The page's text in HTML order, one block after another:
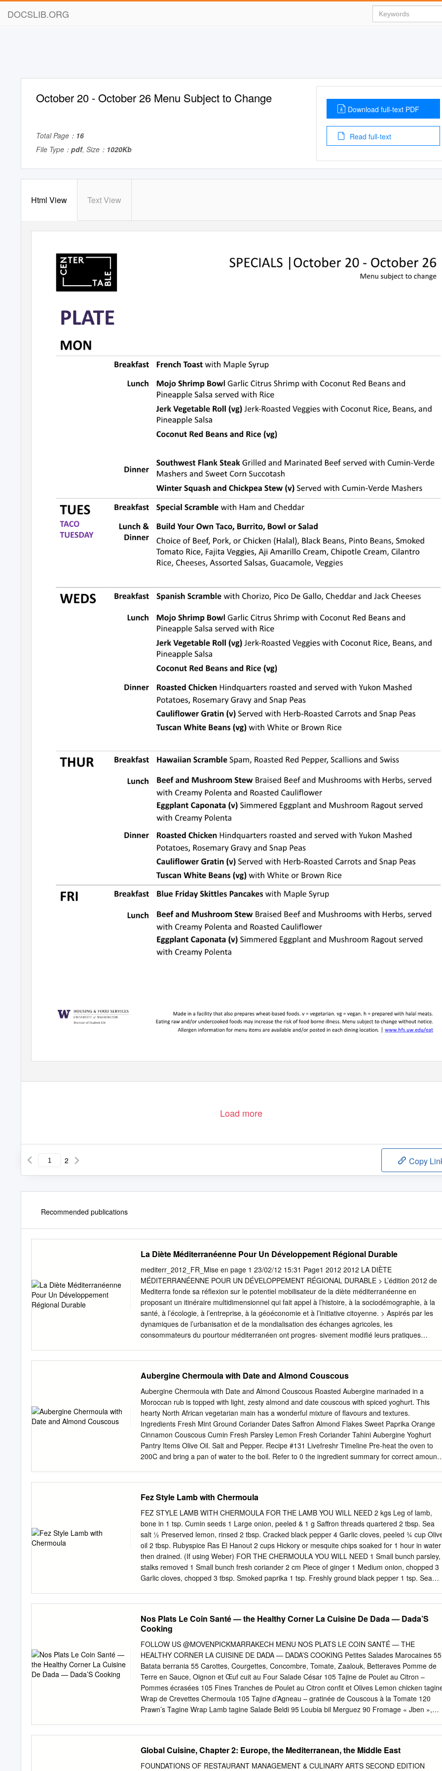
DOCSLIB.ORG
October 20 - October 26 Menu Subject to Change
Total Page： 16
File Type： pdf, Size： 1020Kb
Download full-text PDF
Read full-text
Html View Text View
Load more
2 Copy
Recommended publications
La Diète Méditerranéenne Pour Un Développement Régional Durable
mediterr_2012_FR_Mise en page 1 23/02/12 15:31 Page1 2012 2012 LA DIÈTE
MÉDITERRANÉENNE POUR UN DÉVELOPPEMENT RÉGIONAL DURABLE > L’édition 2012 de
Mediterra fonde sa réflexion sur le potentiel mobilisateur de la diète méditerranéenne en
proposant un itinéraire multidimensionnel qui fait appel à l’histoire, à la sociodémographie, à la
santé, à l’écologie, à l’entreprise, à la géoéconomie et à l’initiative citoyenne. > Aspirés par les
dynamiques de l’urbanisation et de la mondialisation des échanges agricoles, les
consommateurs du pourtour méditerranéen ont progres- sivement modifié leurs pratiques
DIÈTE MÉDITERRANÉENNE > Alors qu’elle fait l’objet de nombreux débats et recherches sur le
plan socio- culturel et scientifique, la diète méditerranéenne mérite d’être reconsidérée sur
UN DÉVELOPPEMENT le terrain politique à l’heure où l’on constate de nouveau la dimension
stratégique de l’agriculture et le rôle central de l’alimentation pour la stabilité et le dévelop-
RÉGIONAL DURABLE pement des sociétés. Reconnue pour ses vertus sanitaires, inscrite au
patrimoine culturel immatériel de l’humanité, la diète méditerranéenne interroge désormais les
champs de la responsabilité environnementale et de l’action politique en faveur d’une plus
grande coopération régionale. Cie© & Cet ouvrage est placé sous la direction du Centre
Aubergine Chermoula with Date and Almond Couscous
Aubergine Chermoula with Date and Almond Couscous Roasted Aubergine marinaded in a
Moroccan rub is topped with light, zesty almond and date couscous with spiced yoghurt. This
hearty North African vegetarian main has a wonderful mixture of flavours and textures.
Ingredients Fresh Mint Ground Coriander Dates Saffron Almond Flakes Sweet Paprika Orange
Cinnamon Couscous Cumin Fresh Parsley Lemon Fresh Coriander Tahini Aubergine Yoghurt
Pantry Items Olive Oil. Salt and Pepper. Recipe #131 Livefreshr Timeline Pre-heat the oven to
200C and bring a pan of water to the boil. Refer to 0 the ingredient summary for correct amount.
ground coriander, 1/2 the cumin, saffron threads, lemon juice, coriander, parsley and olive oil.
Halve the aubergine. Score the flesh of each half with 5 diagonal, crisscross lines, making sure
not to pierce the skin. Spoon the chermoula over each half, 5.5 spreading it evenly, and place on
a baking tray. Roast the aubergines for 15-20 6 minutes. For the spiced yoghurt combine 7
yoghurt, tahini, lemon juice and remaining cumin. Mix well and season with salt and 8 pepper. In
a bowl; Combine the couscous, Estimated Number of Minutes 9 orange juice and oil and season
to taste. Add the boiling water to the couscous, 10 cover and let stand for 10 minutes, or until the
water is fully absorbed.
Fez Style Lamb with Chermoula
FEZ STYLE LAMB WITH CHERMOULA FOR THE LAMB YOU WILL NEED 2 kgs Leg of lamb,
bone in 1 tsp. Cumin seeds 1 Large onion, peeled & 1 g Saffron threads quartered 2 tbsp. Sea
salt ½ Preserved lemon, rinsed 2 tbsp. Cracked black pepper 4 Garlic cloves, peeled ¾ cup
oil 2 tbsp. Rubyspice Ras El Hanout 2 cups Hickory or mesquite chips soaked for 1 hour in water
then drained. (If using Weber) FOR THE CHERMOULA YOU WILL NEED 1 Small bunch parsley,
stalks removed 1 Small bunch fresh coriander 2 cm Piece of ginger 1 Medium onion, chopped 3
Garlic cloves, chopped 3 tbsp. Smoked paprika 1 tsp. Freshly ground black pepper 1 tsp. Sea
Hanout, cumin seeds, saffron threads, salt, pepper and olive oil. Whiz then spread the Ras el
Hanout marinade all over the lamb and massage it well into the criss-cross cuts. At this stage,
you can refrigerate the leg of lamb for a few hours or overnight or while you fire up the Weber,
wood oven or conventional oven. Always have the lamb at room temperature before cooking.
COOKING Kettle style BBQ 2 hours or Oven 5 hours Kettle style BBQ: Set up the BBQ as per
instructions to a medium heat.
Nos Plats Le Coin Santé — the Healthy Corner La Cuisine De Dada — Dada’S
Cooking
FOLLOW US @MOVENPICKMARRAKECH MENU NOS PLATS LE COIN SANTÉ — THE
HEALTHY CORNER LA CUISINE DE DADA — DADA’S COOKING Petites Salades Marocaines 55
Batata berrania 55 Carottes, Courgettes, Concombre, Tomate, Zaalouk, Betteraves Pomme de
Terre en Sauce, Oignon et Œuf cuit au Four Salade César 105 Tajine de Poulet au Citron –
Pommes écrasées 105 Fines Tranches de Poulet au Citron confit et Olives Lemon chicken
Wrap de Crevettes Chermoula 105 Tajine d’Agneau – gratinée de Couscous à la Tomate 120
Prawn’s Tagine Wrap Lamb tagine Salade Beldi 95 Loubia bil Merguez 90 Fromage « Jben »,
SANDWICHES AND MORE … Au Bœuf-Beef 60 Au Poulet-Chicken 55 Le Sandwich avec le Pain
de la Medina Aux Légumes-Vegetables 45 Sandwiches in Moroccan bread Maakouda Bravas 45
Global Cuisine, Chapter 2: Europe, the Mediterranean, the Middle East
FOUNDATIONS OF RESTAURANT MANAGEMENT & CULINARY ARTS SECOND EDITION